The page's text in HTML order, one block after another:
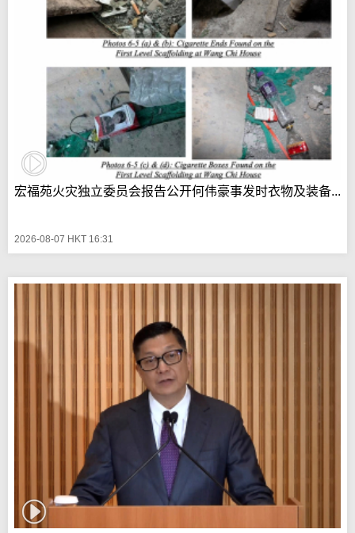
宏福苑火灾独立委员会报告公开何伟豪事发时衣物及装备...
2026-08-07 HKT 16:31